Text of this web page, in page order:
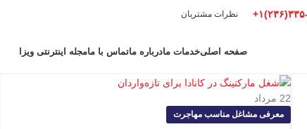
نظرات مشتریان
صفحه اصلیخدمات مادرباره ماتماس با مامجله اینترنتی ویزا
22 مرداد
معرفی مشاغل مناسب مهاجرت